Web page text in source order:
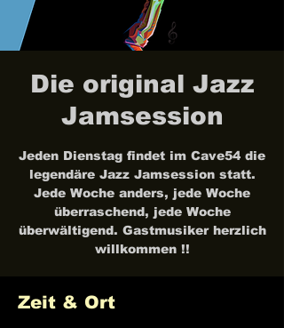
Die original Jazz
Jamsession
Jeden Dienstag findet im Cave54 die
legendäre Jazz Jamsession statt.
Jede Woche anders, jede Woche
überraschend, jede Woche
überwältigend. Gastmusiker herzlich
willkommen !!
Zeit & Ort